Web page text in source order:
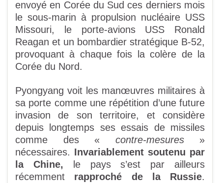
envoyé en Corée du Sud ces derniers mois
le sous-marin à propulsion nucléaire USS
Missouri, le porte-avions USS Ronald
Reagan et un bombardier stratégique B-52,
provoquant à chaque fois la colère de la
Corée du Nord.
Pyongyang voit les manœuvres militaires à
sa porte comme une répétition d’une future
invasion de son territoire, et considère
depuis longtemps ses essais de missiles
comme des « contre-mesures»
nécessaires. Invariablement soutenu par
la Chine, le pays s’est par ailleurs
récemment rapproché de la Russie.